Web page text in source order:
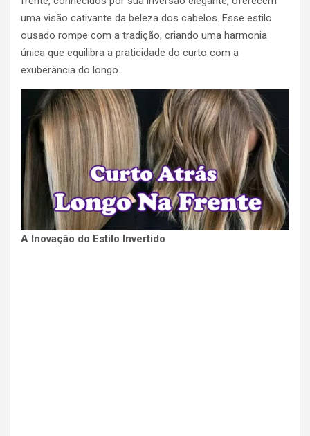
uma visão cativante da beleza dos cabelos. Esse estilo
ousado rompe com a tradição, criando uma harmonia
única que equilibra a praticidade do curto com a
exuberância do longo.
A Inovação do Estilo Invertido